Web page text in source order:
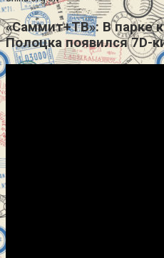
«Саммит+ТВ»: В парке
Полоцка появился 7D-